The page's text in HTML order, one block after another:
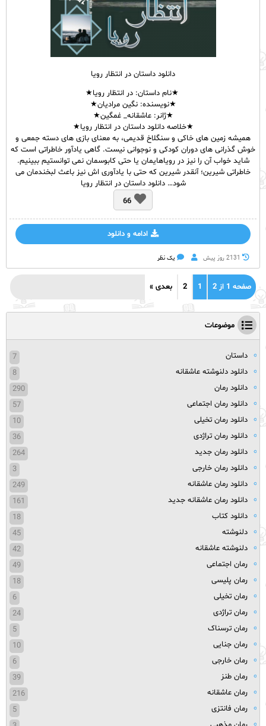
دانلود داستان در انتظار رویا
★نام داستان: در انتظار رویا★
★نویسنده: نگین مرادیان★
★ژانر: عاشقانه_ غمگین★
★خلاصه دانلود داستان در انتظار رویا★
همیشه زمین های خاکی و سنگلاخ قدیمی، به معنای بازی های دسته جمعی و
خوش گذرانی های دوران کودکی و نوجوانی نیست. گاهی یادآور خاطراتی است که
شاید خواب آن را نیز در رویاهایمان یا حتی کابوسمان نمی توانستیم ببینیم.
خاطراتی شیرین؛ آنقدر شیرین که حتی با یادآوری اش نیز باعث لبخندمان می
شود… دانلود داستان در انتظار رویا
66
ادامه و دانلود
2131 روز پيش یک نظر
صفحه 1 از 2 1
2 بعدی »
موضوعات
داستان
7
دانلود دلنوشته عاشقانه
8
دانلود رمان
290
دانلود رمان اجتماعی
57
دانلود رمان تخیلی
10
دانلود رمان تراژدی
36
دانلود رمان جدید
264
دانلود رمان خارجی
3
دانلود رمان عاشقانه
249
دانلود رمان عاشقانه جدید
161
دانلود کتاب
18
دلنوشته
45
دلنوشته عاشقانه
42
رمان اجتماعی
49
رمان پلیسی
18
رمان تخیلی
6
رمان تراژدی
24
رمان ترسناک
5
رمان جنایی
10
رمان خارجی
6
رمان طنز
39
رمان عاشقانه
216
رمان فانتزی
5